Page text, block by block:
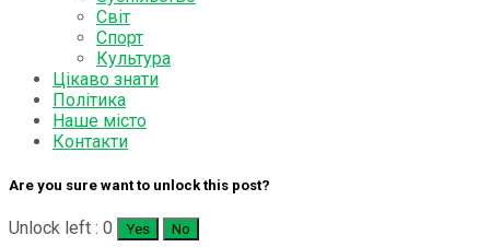
Світ
Спорт
Культура
Цікаво знати
Політика
Наше місто
Контакти
Are you sure want to unlock this post?
Unlock left : 0 Yes No